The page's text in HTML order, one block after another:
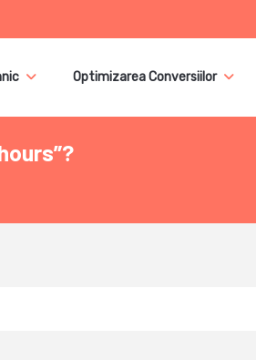
Optimizarea Conversiilor